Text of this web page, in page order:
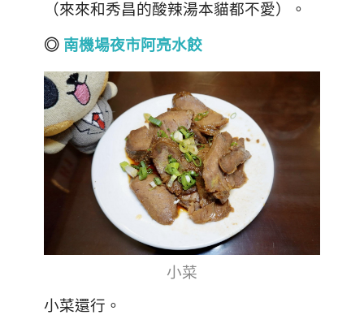
（來來和秀昌的酸辣湯本貓都不愛）。
◎ 南機場夜市阿亮水餃
小菜
小菜還行。